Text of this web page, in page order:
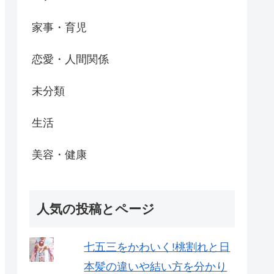
家事・育児
恋愛・人間関係
未分類
生活
美容・健康
人気の投稿とページ
七五三をかわいく!桃割れと日
本髪の違いや結い方を分かり